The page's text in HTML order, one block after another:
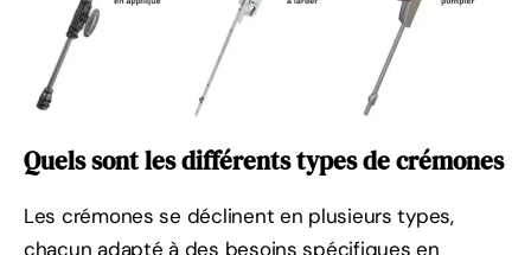
Quels sont les différents types de crémones
Les crémones se déclinent en plusieurs types,
chacun adapté à des besoins spécifiques en